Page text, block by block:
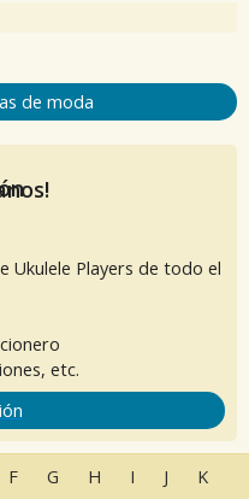
de moda
Ukulele Players de todo el
etc.
F G H I J K